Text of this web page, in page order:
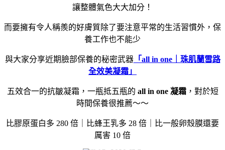
讓整體氣色大大加分！
而要擁有令人稱羨的好膚質除了要注意平常的生活習慣外，保
養工作也不能少
與大家分享近期臉部保養的秘密武器「all in one｜珠肌蘭雪路
全效美凝霜」
五效合一的抗皺凝霜，一瓶抵五瓶的 all in one 凝霜，對於短
時間保養很推薦～～
比膠原蛋白多 280 倍｜比蜂王乳多 28 倍｜比一般卵殼膜還要
厲害 10 倍